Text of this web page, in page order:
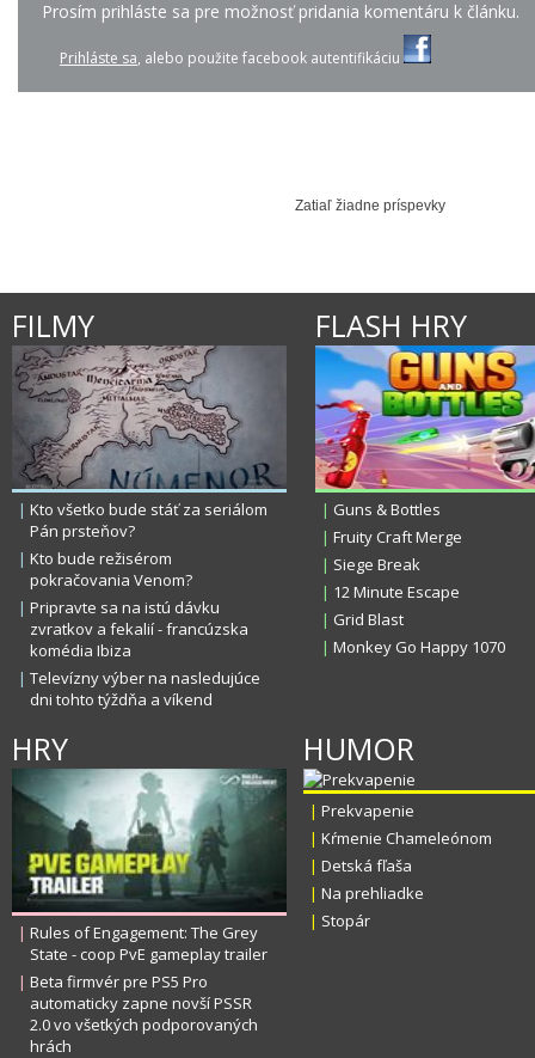
0:01 0:05
Prosím prihláste sa pre možnosť pridania komentáru k článku.
Prihláste sa, alebo použite facebook autentifikáciu
Zatiaľ žiadne príspevky
FILMY
| Kto všetko bude stáť za seriálom
Pán prsteňov?
| Kto bude režisérom
pokračovania Venom?
| Pripravte sa na istú dávku
zvratkov a fekalií - francúzska
komédia Ibiza
| Televízny výber na nasledujúce
dni tohto týždňa a víkend
FLASH HRY
| Guns & Bottles
| Fruity Craft Merge
| Siege Break
| 12 Minute Escape
| Grid Blast
| Monkey Go Happy 1070
HRY
| Rules of Engagement: The Grey
State - coop PvE gameplay trailer
| Beta firmvér pre PS5 Pro
automaticky zapne novší PSSR
2.0 vo všetkých podporovaných
hrách
HUMOR
| Prekvapenie
| Kŕmenie Chameleónom
| Detská fľaša
| Na prehliadke
| Stopár